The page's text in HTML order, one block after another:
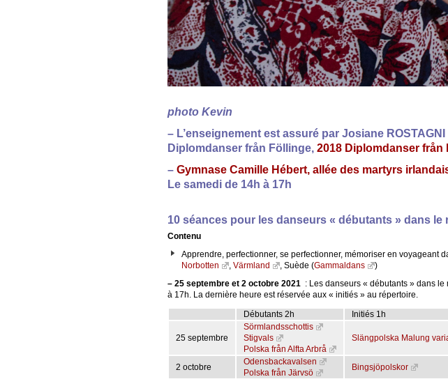
photo Kevin
– L’enseignement est assuré par Josiane
Diplomdanser från Föllinge, 2018 Diplomdanser från
– Gymnase Camille Hébert, allée des martyrs
Le samedi de 14h à 17h
10 séances pour les danseurs « débutants » dans
Contenu
Apprendre, perfectionner, se perfectionner, mémoriser en voyageant
Norbotten
, Värmland , Suède (Gammaldans
)
– 25 septembre et 2 octobre 2021 : Les danseurs « débutants » dans
à 17h. La dernière heure est réservée aux « initiés » au répertoire.
Débutants 2h
Initiés 1h
25 septembre
Sörmlandsschottis
Stigvals
Polska från Alfta Arbrå
Slängpolska Malung
2 octobre
Odensbackavalsen
Polska från Järvsö
Bingsjöpolskor